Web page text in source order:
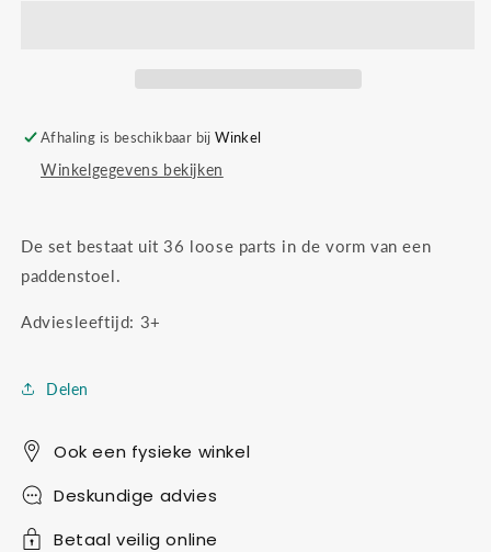
Afhaling is beschikbaar bijWinkel
Winkelgegevens bekijken
De set bestaat uit 36 loose parts in de vorm van een
paddenstoel.
Adviesleeftijd: 3+
Delen
Ook een fysieke winkel
Deskundige advies
Betaal veilig online